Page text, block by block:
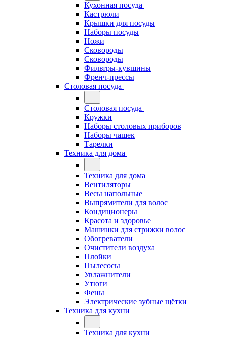
Кухонная посуда
Кастрюли
Крышки для посуды
Наборы посуды
Ножи
Сковороды
Сковороды
Фильтры-кувшины
Френч-прессы
Столовая посуда
Столовая посуда
Кружки
Наборы столовых приборов
Наборы чашек
Тарелки
Техника для дома
Техника для дома
Вентиляторы
Весы напольные
Выпрямители для волос
Кондиционеры
Красота и здоровье
Машинки для стрижки волос
Обогреватели
Очистители воздуха
Плойки
Пылесосы
Увлажнители
Утюги
Фены
Электрические зубные щётки
Техника для кухни
Техника для кухни